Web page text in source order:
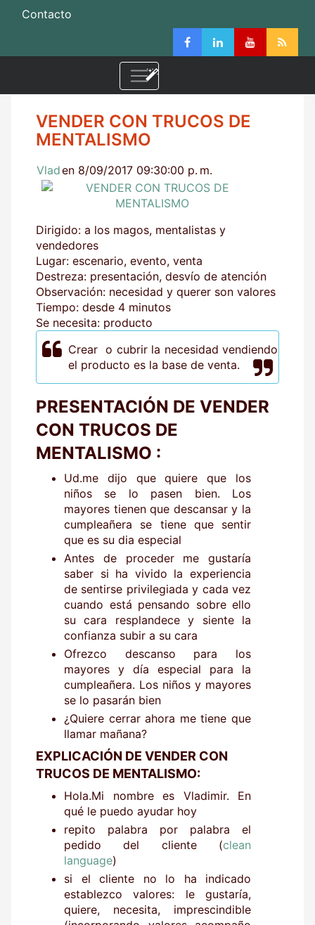
Contacto
VENDER CON TRUCOS DE
MENTALISMO
Vladen 8/09/2017 09:30:00 p. m.
Dirigido: a los magos, mentalistas y
vendedores
Lugar: escenario, evento, venta
Destreza: presentación, desvío de atención
Observación: necesidad y querer son valores
Tiempo: desde 4 minutos
Se necesita: producto
Crear o cubrir la necesidad vendiendo
el producto es la base de venta.
PRESENTACIÓN DE VENDER
CON TRUCOS DE
MENTALISMO :
Ud.me dijo que quiere que los
niños se lo pasen bien. Los
mayores tienen que descansar y la
cumpleañera se tiene que sentir
que es su dia especial
Antes de proceder me gustaría
saber si ha vivido la experiencia
de sentirse privilegiada y cada vez
cuando está pensando sobre ello
su cara resplandece y siente la
confianza subir a su cara
Ofrezco descanso para los
mayores y día especial para la
cumpleañera. Los niños y mayores
se lo pasarán bien
¿Quiere cerrar ahora me tiene que
llamar mañana?
EXPLICACIÓN DE VENDER CON
TRUCOS DE MENTALISMO:
Hola.Mi nombre es Vladimir. En
qué le puedo ayudar hoy
repito palabra por palabra el
pedido del cliente (clean
language)
si el cliente no lo ha indicado
establezco valores: le gustaría,
quiere, necesita, imprescindible